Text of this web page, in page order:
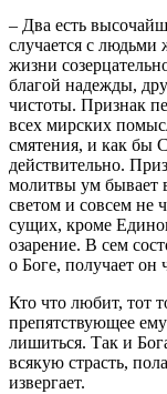
– Два есть
случается с людьми
жизни
благой надежды,
чистоты. Признак
всех мирских
смятения, и как бы
действительно.
молитвы ум бывает
светом и совсем не
сущих, кроме
озарение. В сем
о Боге, получает он
Кто что любит, тот
препятствующее
лишиться. Так и
всякую страсть,
извергает.